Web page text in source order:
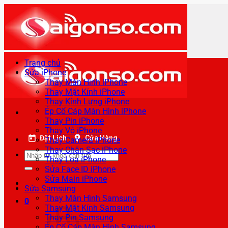
qua
nội
dung
Đặt Lịch Cửa Hàng
Tìm
kiếm:
0
Trang chủ
Sửa iPhone
Thay Màn Hình iPhone
Thay Mặt Kính iPhone
Thay Kính Lưng iPhone
Ép Cổ Cáp Màn Hình iPhone
Thay Pin iPhone
Thay Vỏ iPhone
Thay Camera iPhone
Thay Chân Sạc iPhone
Thay Loa iPhone
Sửa Face ID iPhone
Sửa Main iPhone
Sửa Samsung
Thay Màn Hình Samsung
Thay Mặt Kính Samsung
Thay Pin Samsung